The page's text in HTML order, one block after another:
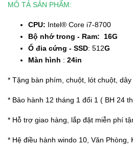
MÔ TẢ SẢN PHẨM:
CPU: Intel® Core i7-8700
Bộ nhớ trong - Ram: 16G
Ổ đia cứng - SSD: 512G
Màn hình : 24in
* Tặng bàn phím, chuột, lót chuột,
* Bảo hành 12 tháng 1 đổi 1 ( BH 24
* Hỗ trợ giao hàng, lắp đặt miễn phí
* Hệ điều hành windo 10, Văn Phòng,